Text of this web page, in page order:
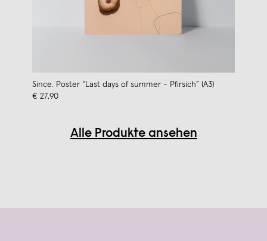
Since. Poster “Last days of summer - Pfirsich” (A3)
€ 27,90
Alle Produkte ansehen